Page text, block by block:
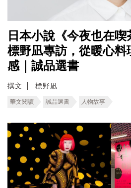
日本小說《今夜也在
標野凪專訪，從暖心料
感｜誠品選書
撰文 標野凪
華文閱讀 誠品選書 人物故事